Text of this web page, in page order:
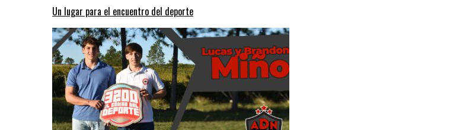
Un lugar para el encuentro del deporte